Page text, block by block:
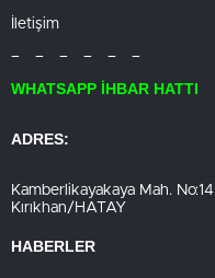
İletişim
– – – – – –
WHATSAPP İHBAR HATTI
ADRES:
Kamberlikayakaya Mah. No:14
Kırıkhan/HATAY
HABERLER